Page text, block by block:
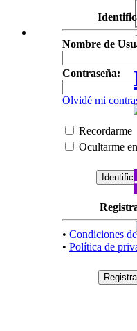
Nombre de
Contraseña:
Olvidé mi
Recordarme
Ocultarme
• Condiciones
• Política de